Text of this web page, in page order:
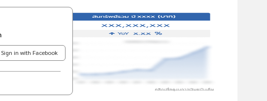
Sign in with Facebook